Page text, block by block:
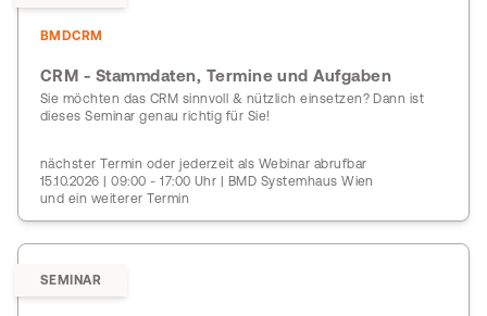
BMDCRM
CRM - Stammdaten, Termine und Aufgaben
Sie möchten das CRM sinnvoll & nützlich einsetzen? Dann ist
dieses Seminar genau richtig für Sie!
nächster Termin oder jederzeit als Webinar abrufbar
15.10.2026 | 09:00 - 17:00 Uhr | BMD Systemhaus Wien
und ein weiterer Termin
SEMINAR